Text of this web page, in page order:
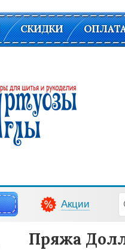
СКИДКИ
Акции
Пряжа